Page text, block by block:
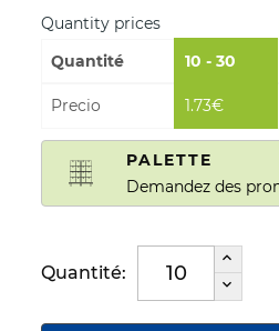
Quantity prices
Quantité
10 - 30
Precio 1.73€
PALETTE
Demandez des
Quantité: